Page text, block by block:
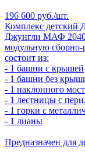
196 600 руб./шт.
Комплекс
Джунгли МАФ
модульную
состоит из:
- 1 башни с крышей
- 1 башни без
- 1 наклонного
- 1 лестницы с
- 1 горки с
- 1 лианы
Предназначен для